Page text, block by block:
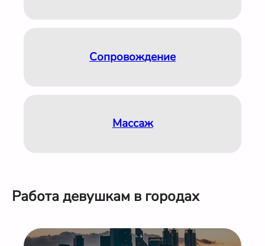
Сопровождение
Массаж
Работа девушкам в городах